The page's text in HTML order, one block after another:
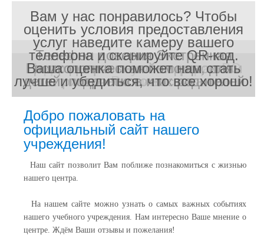
Центр допризывной подготовки и
патриотического воспитания
Подготовка к службе в рядах ВС
России
Центр допризывной подготовки и
патриотического воспитания
Подготовка к службе в рядах ВС
России
Центр допризывной подготовки и
патриотического воспитания
Телефон доверия Экстренная
психологическая помощь, для
детей, подростков и их родителей
Вам у нас понравилось? Чтобы
оценить условия предоставления
услуг наведите камеру вашего
телефона и сканируйте QR-код.
Ваша оценка поможет нам стать
лучше и убедиться, что все хорошо!
Добро пожаловать на
официальный сайт нашего
учреждения!
Наш сайт позволит Вам поближе познакомиться с жизнью
нашего центра.
На нашем сайте можно узнать о самых важных событиях
нашего учебного учреждения. Нам интересно Ваше мнение о
центре. Ждём Ваши отзывы и пожелания!